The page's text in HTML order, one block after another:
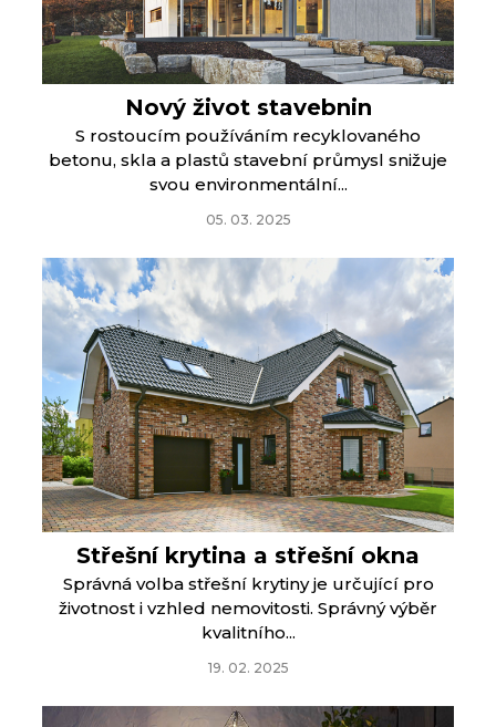
Nový život stavebnin
S rostoucím používáním recyklovaného
betonu, skla a plastů stavební průmysl snižuje
svou environmentální...
05. 03. 2025
Střešní krytina a střešní okna
Správná volba střešní krytiny je určující pro
životnost i vzhled nemovitosti. Správný výběr
kvalitního...
19. 02. 2025